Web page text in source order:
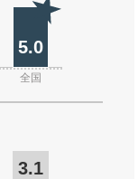
5.0
全国
3.1